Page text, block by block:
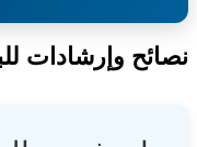
وإرشادات